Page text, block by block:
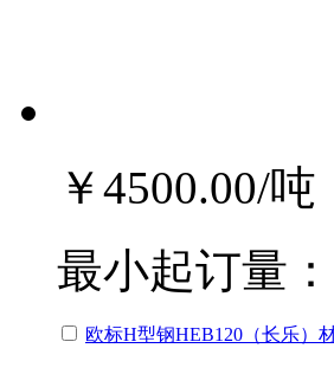
￥4500.00/吨
最小起订量：
欧标H型钢HEB120（长乐）